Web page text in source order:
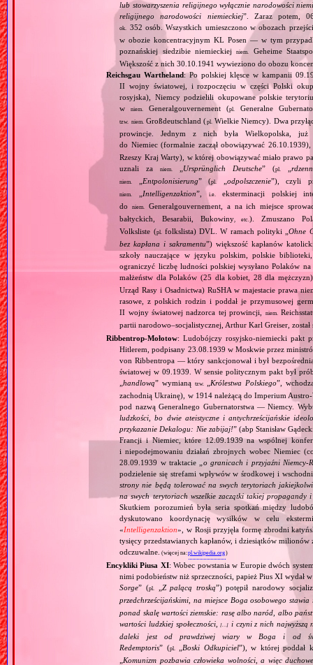
lub stowarzyszenia religijnego wyłącznie narodowości
religijnego narodowości niemieckiej”. Zaraz potem,
ok.
352 osób. Wszystkich umieszczono w obozach
w obozie koncentracyjnym KL Posen — w tym
poznańskiej siedzibie niemieckiejniem.
Geheime
Większość z nich 30.10.1941 wywieziono do obozu
Reichsgau Wartheland: Po polskiej klęsce w kampanii
II wojny światowej, i rozpoczęciu w części Polski
rosyjska), Niemcy podzielili okupowane polskie
wniem. Generalgouvernement (pl. Generalne
tzw. niem. Großdeutschland (pl. Wielkie Niemcy). Dwa
prowincje. Jednym z nich była Wielkopolska, już
do Niemiec (formalnie zaczął obowiązywać
Rzeszy Kraj Warty), w której obowiązywać miało prawo
uznali zaniem. Ursprünglich Deutsche” (pl.
niem. Entpolonisierung” (pl. odpolszczenie”), czyli
niem. Intelligenzaktion”, i.e.
eksterminacji polskiej
doniem.
Generalgouvernement, a na ich miejsce
bałtyckich, Besarabii, Bukowiny, etc. ). Zmuszano
Volksliste (pl. folkslista) DVL. W ramach polityki „Ohne
bez kapłana i sakramentu”) większość kapłanów
szkoły nauczające w języku polskim, polskie
ograniczyć liczbę ludności polskiej wysyłano Polaków
małżeństw dla Polaków (25 dla kobiet, 28 dla
Urząd Rasy i Osadnictwa) RuSHA w majestacie prawa
rasowe, z polskich rodzin i poddał je przymusowej
II wojny światowej nadzorca tej prowincji,
niem.
partii narodowo–socjalistycznej, Arthur Karl Greiser, został
Ribbentrop‐Mołotow: Ludobójczy rosyjsko‐niemiecki pakt
Hitlerem, podpisany 23.08.1939 w Moskwie przez
von Ribbentropa — który sankcjonował i był
światowej w 09.1939. W sensie politycznym pakt był
„handlową” wymianą tzw. Królestwa Polskiego”,
zachodnią Ukrainę), w 1914 należącą do Imperium
pod nazwą Generalnego Gubernatorstwa — Niemcy.
ludzkości, bo dwie ateistyczne i antychrześcijańskie
przykazanie Dekalogu: Nie zabijaj!” (abp Stanisław
Francji i Niemiec, które 12.09.1939 na wspólnej
i niepodejmowaniu działań zbrojnych wobec Niemiec
28.09.1939 w traktacie „ o granicach i przyjaźni
podzielenie się strefami wpływów w środkowej i
strony nie będą tolerować na swych terytoriach
na swych terytoriach wszelkie zaczątki takiej
Skutkiem porozumień była seria spotkań między
dyskutowano koordynację wysiłków w celu
«Intelligenzaktion», w Rosji przyjęła formę zbrodni
tysięcy przedstawianych kapłanów, i dziesiątków
odczuwalne. (więcej na:pl.wikipedia.org)
Encykliki Piusa XI: Wobec powstania w Europie dwóch
nimi podobieństw niż sprzeczności, papież Pius XI
Sorge” (pl. Z palącą troską”) potępił narodowy
przedchrześcijańskimi, na miejsce Boga osobowego
ponad skalę wartości ziemskie: rasę albo naród, albo
wartości ludzkiej społeczności,[…] i czyni z nich najwyższą
daleki jest od prawdziwej wiary w Boga i od
Redemptoris” (pl. Boski Odkupiciel”), w której poddał
Komunizm pozbawia człowieka wolności, a więc